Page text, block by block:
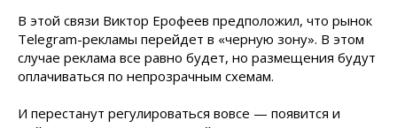
В этой связи Виктор Ерофеев предположил, что рынок
Telegram-рекламы перейдет в «черную зону». В этом
случае реклама все равно будет, но размещения будут
оплачиваться по непрозрачным схемам.
И перестанут регулироваться вовсе — появится и